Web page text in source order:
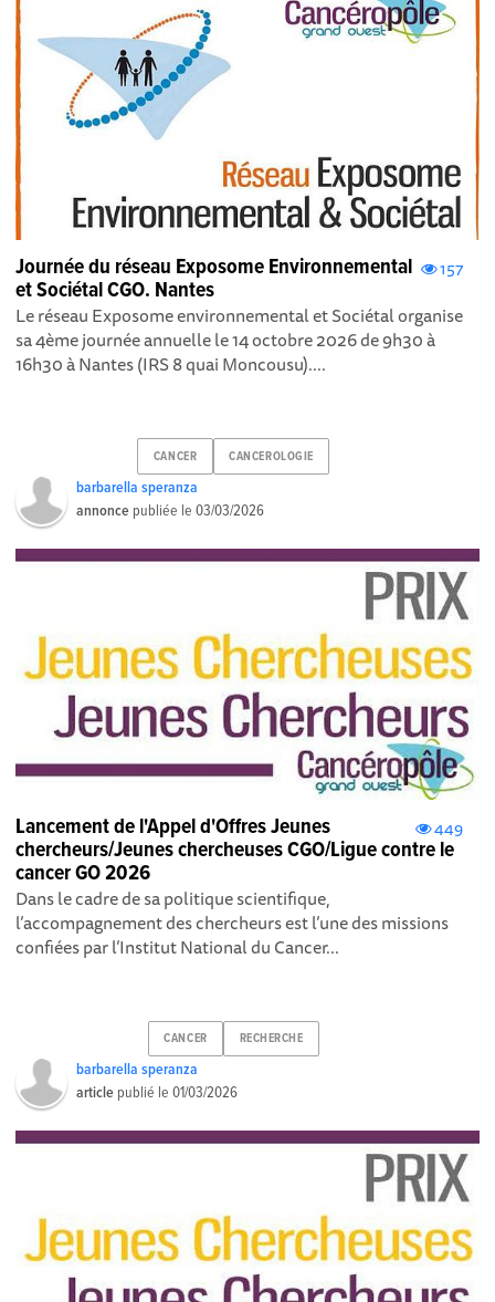
157
Journée du réseau Exposome Environnemental
et Sociétal CGO. Nantes
Le réseau Exposome environnemental et Sociétal organise
sa 4ème journée annuelle le 14 octobre 2026 de 9h30 à
16h30 à Nantes (IRS 8 quai Moncousu)....
CANCER CANCEROLOGIE
barbarella speranza
annonce publiée le03/03/2026
449
Lancement de l'Appel d'Offres Jeunes
chercheurs/Jeunes chercheuses CGO/Ligue contre le
cancer GO 2026
Dans le cadre de sa politique scientifique,
l’accompagnement des chercheurs est l’une des missions
confiées par l’Institut National du Cancer...
CANCER RECHERCHE
barbarella speranza
article publié le01/03/2026